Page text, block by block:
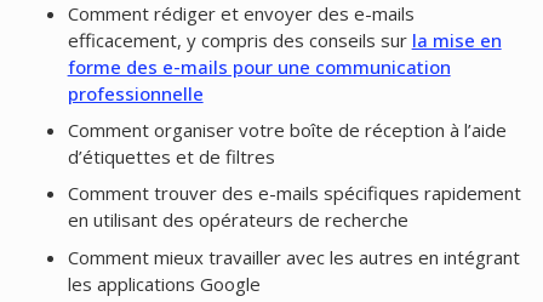
Comment rédiger et envoyer des e-mails
efficacement, y compris des conseils sur la mise en
forme des e-mails pour une communication
professionnelle
Comment organiser votre boîte de réception à l’aide
d’étiquettes et de filtres
Comment trouver des e-mails spécifiques rapidement
en utilisant des opérateurs de recherche
Comment mieux travailler avec les autres en intégrant
les applications Google